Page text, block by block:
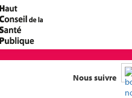
Nous suivre